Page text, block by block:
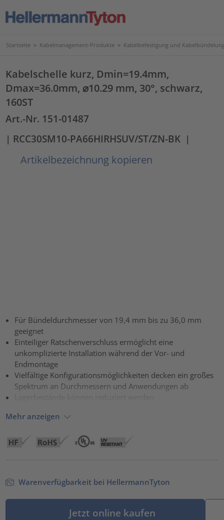
Startseite > Kabelmanagement-Produkte > Kabelbefestigung und
Kabelschelle kurz, Dmin=19.4mm,
Dmax=36.0mm, ⌀10.29 mm, 30°, schwarz,
160ST
Art.-Nr. 151-01487
| RCC30SM10-PA66HIRHSUV/ST/ZN-BK |
Artikelbezeichnung kopieren
Für Bündeldurchmesser von 19,4 mm bis zu 36,0 mm
geeignet
Einteiliger Ratschenverschluss ermöglicht eine
unkomplizierte Installation während der Vor- und
Endmontage
Vielfältige Konfigurationsmöglichkeiten decken ein großes
Spektrum an Durchmessern und Anwendungen ab
Mehr anzeigen
Warenverfügbarkeit bei HellermannTyton
Jetzt online kaufen